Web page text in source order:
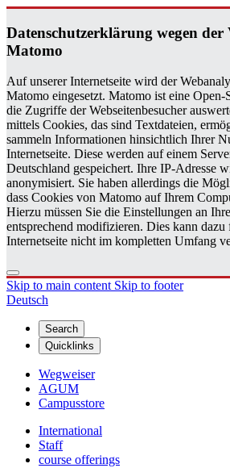
Daten­schutzerklärung wegen der
Matomo
Auf unserer Internetseite wird der
Matomo eingesetzt. Matomo ist eine
die Zugriffe der Webseitenbesucher
mittels Cookies, das sind Textdateien,
sammeln Informationen hinsichtlich Ihrer
Internetseite. Diese werden auf einem
Deutschland gespeichert. Ihre IP-Adresse
anonymisiert. Sie haben allerdings die
dass Cookies von Matomo auf Ihrem
Hierzu müssen Sie die Einstellungen an
entsprechend modifizieren. Dies kann dazu
Internetseite nicht im kompletten Umfang
Skip to main content Skip to footer
Deutsch
Search
Quicklinks
Wegweiser
AGUM
Campusstore
International
Staff
course offerings